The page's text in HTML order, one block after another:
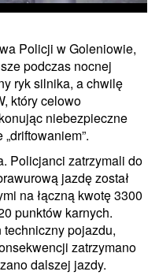
Policji w Goleniowie,
podczas nocnej
ryk silnika, a chwilę
który celowo
niebezpieczne
Policjanci zatrzymali do
jazdę został
na łączną kwotę 3300
punktów karnych.
pojazdu,
zatrzymano
dalszej jazdy.